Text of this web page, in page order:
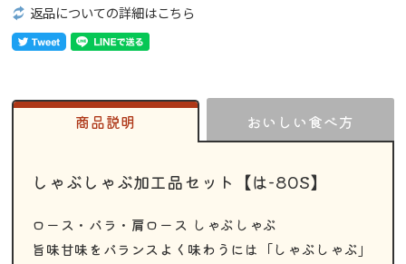
返品についての詳細はこちら
商品説明 おいしい食べ方
しゃぶしゃぶ加工品セット【は-80S】
ロース・バラ・肩ロース しゃぶしゃぶ
旨味甘味をバランスよく味わうには「しゃぶしゃぶ」